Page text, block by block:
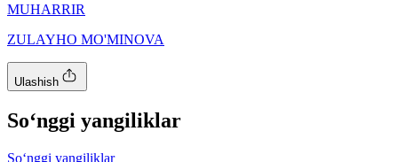
MUHARRIR
ZULAYHO MO'MINOVA
Ulashish
So‘nggi yangiliklar
So‘nggi yangiliklar